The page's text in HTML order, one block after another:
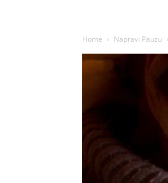
Home Napravi Pauzu